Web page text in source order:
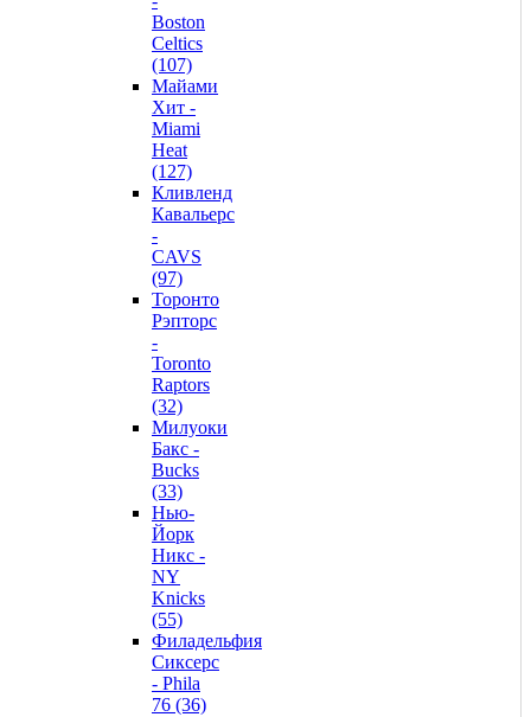
Boston
Celtics
(107)
Майами
Хит -
Miami
Heat
(127)
Кливленд
Кавальерс
-
CAVS
(97)
Торонто
Рэпторс
-
Toronto
Raptors
(32)
Милуоки
Бакс -
Bucks
(33)
Нью-
Йорк
Никс -
NY
Knicks
(55)
Филадельфия
Сиксерс
- Phila
76 (36)